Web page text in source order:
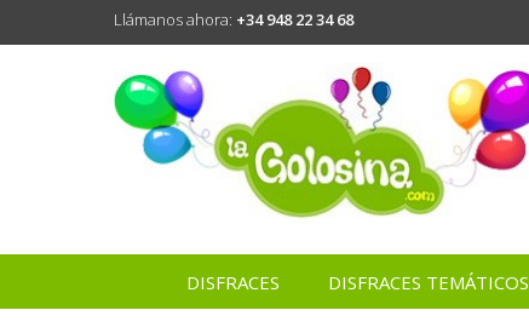
Llámanos ahora: +34 948 22 34 68
DISFRACES DISFRACES TEMÁTICOS